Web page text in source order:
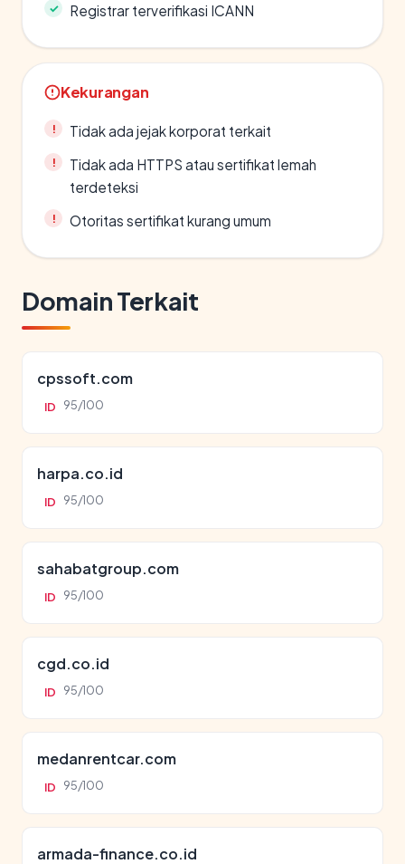
Registrar terverifikasi ICANN
Kekurangan
Tidak ada jejak korporat terkait
Tidak ada HTTPS atau sertifikat lemah
terdeteksi
Otoritas sertifikat kurang umum
Domain Terkait
cpssoft.com
ID 95/100
harpa.co.id
ID 95/100
sahabatgroup.com
ID 95/100
cgd.co.id
ID 95/100
medanrentcar.com
ID 95/100
armada-finance.co.id